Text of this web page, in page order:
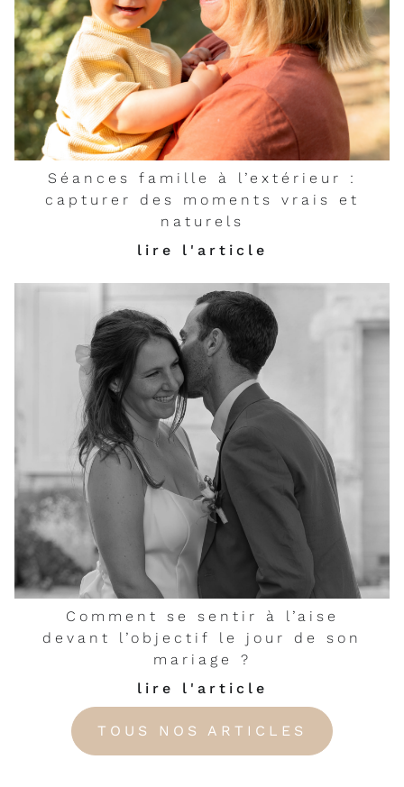
Séances famille à l’extérieur :
capturer des moments vrais et
naturels
lire l'article
Comment se sentir à l’aise
devant l’objectif le jour de son
mariage ?
lire l'article
TOUS NOS ARTICLES